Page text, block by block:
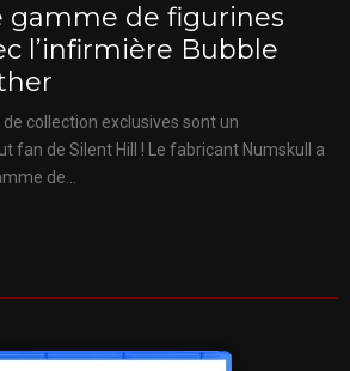
gamme de figurines
l’infirmière Bubble
collection exclusives sont un
fan de Silent Hill ! Le fabricant Numskull a
de...